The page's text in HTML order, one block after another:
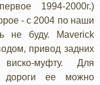
1994-2000г.)
- с 2004 по наши
не буду. Maverick
привод задних
муфту. Для
дороги ее можно